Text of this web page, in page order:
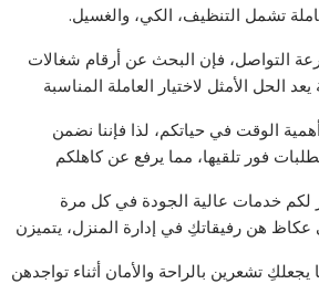
تشمل التنظيف، الكي، والغسيل.
التواصل، فإن البحث عن أرقام شغالات
الحل الأمثل لاختيار العاملة المناسبة
الوقت في حياتكم، لذا فإننا نضمن
فور تلقيها، مما يرفع عن كاهلكم
لكم خدمات عالية الجودة في كل مرة
عكاظ هن رفيقاتكِ في إدارة المنزل، يتميزن
يجعلكِ تشعرين بالراحة والأمان أثناء تواجدهن